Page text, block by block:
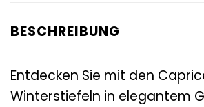
BESCHREIBUNG
Entdecken Sie mit den
Winterstiefeln in elegantem